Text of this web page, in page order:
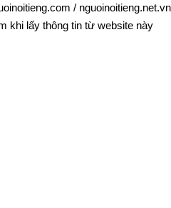
/ nguoinoitieng.net.vn
khi lấy thông tin từ website này